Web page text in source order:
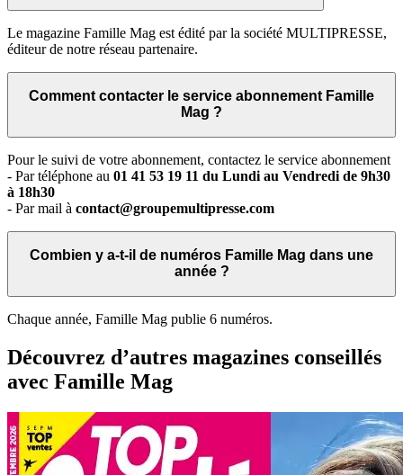
Le magazine Famille Mag est édité par la société MULTIPRESSE,
éditeur de notre réseau partenaire.
Comment contacter le service abonnement Famille
Mag ?
Pour le suivi de votre abonnement, contactez le service abonnement
- Par téléphone au 01 41 53 19 11 du Lundi au Vendredi de 9h30
à 18h30
- Par mail à contact@groupemultipresse.com
Combien y a-t-il de numéros Famille Mag dans une
année ?
Chaque année, Famille Mag publie 6 numéros.
Découvrez d’autres magazines conseillés
avec Famille Mag